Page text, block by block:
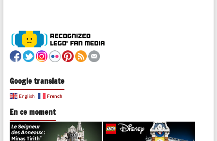
Google translate
English French
En ce moment